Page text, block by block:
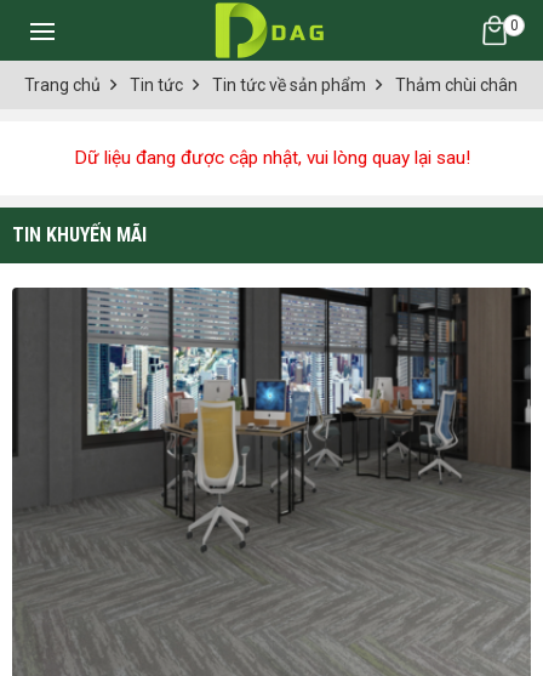
0
Trang chủ Tin tức Tin tức về sản phẩm Thảm chùi chân
Dữ liệu đang được cập nhật, vui lòng quay lại sau!
TIN KHUYẾN MÃI